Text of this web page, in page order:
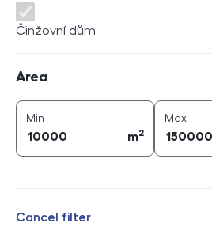
Činžovní dům
Area
Min
m2
Maxarea (
Cancel filter